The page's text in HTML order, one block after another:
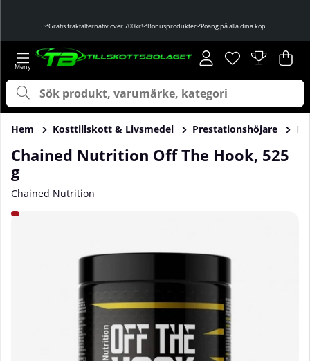
Gratis fraktalternativ över 700kr! Bonusprodukter Poäng på alla dina köp
Önskelista
Antal i
. .
Hem Kosttillskott & Livsmedel Prestationshöjare
Chained Nutrition Off The Hook, 525
g
Chained Nutrition
Produktbilder Chained Nutrition Off The Hook, 525 g